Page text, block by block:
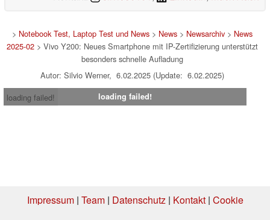
> Notebook Test, Laptop Test und News> News> Newsarchiv> News
2025-02> Vivo Y200: Neues Smartphone mit IP-Zertifizierung unterstützt
besonders schnelle Aufladung
Autor: Silvio Werner, 6.02.2025 (Update: 6.02.2025)
loading failed!
loading failed!
Impressum| Team| Datenschutz| Kontakt| Cookie